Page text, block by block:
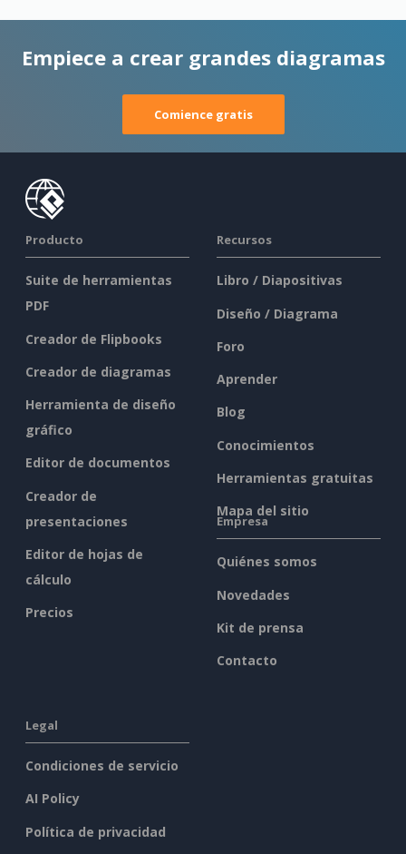
Empiece a crear grandes diagramas
Comience gratis
Producto
Suite de herramientas
PDF
Creador de Flipbooks
Creador de diagramas
Herramienta de diseño
gráfico
Editor de documentos
Creador de
presentaciones
Editor de hojas de
cálculo
Precios
Recursos
Libro / Diapositivas
Diseño / Diagrama
Foro
Aprender
Blog
Conocimientos
Herramientas gratuitas
Mapa del sitio
Empresa
Quiénes somos
Novedades
Kit de prensa
Contacto
Legal
Condiciones de servicio
AI Policy
Política de privacidad